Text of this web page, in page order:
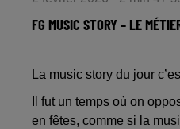
FG MUSIC STORY – LE
La music story du jour
Il fut un temps où on
en fêtes, comme si la